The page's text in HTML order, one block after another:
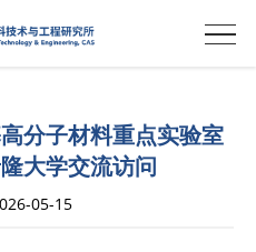
分子材料重点实验室
大学交流访问
05-15